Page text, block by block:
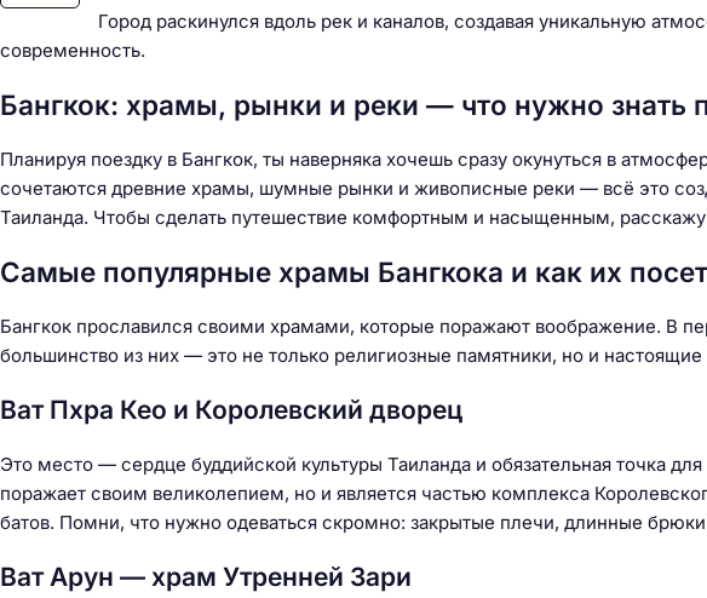
Город раскинулся вдоль рек и каналов, создавая уникальную
современность.
Бангкок: храмы, рынки и реки — что нужно знать
Планируя поездку в Бангкок, ты наверняка хочешь сразу окунуться в
сочетаются древние храмы, шумные рынки и живописные реки — всё это
Таиланда. Чтобы сделать путешествие комфортным и насыщенным,
Самые популярные храмы Бангкока и как их
Бангкок прославился своими храмами, которые поражают воображение. В
большинство из них — это не только религиозные памятники, но и
Ват Пхра Кео и Королевский дворец
Это место — сердце буддийской культуры Таиланда и обязательная точка
поражает своим великолепием, но и является частью комплекса
батов. Помни, что нужно одеваться скромно: закрытые плечи, длинные
Ват Арун — храм Утренней Зари
Н
а